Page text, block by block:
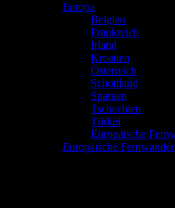
Europa
Belgien
Frankreich
Irland
Kroatien
Österreich
Schottland
Spanien
Tschechien
Türkei
Europäische
Europäische